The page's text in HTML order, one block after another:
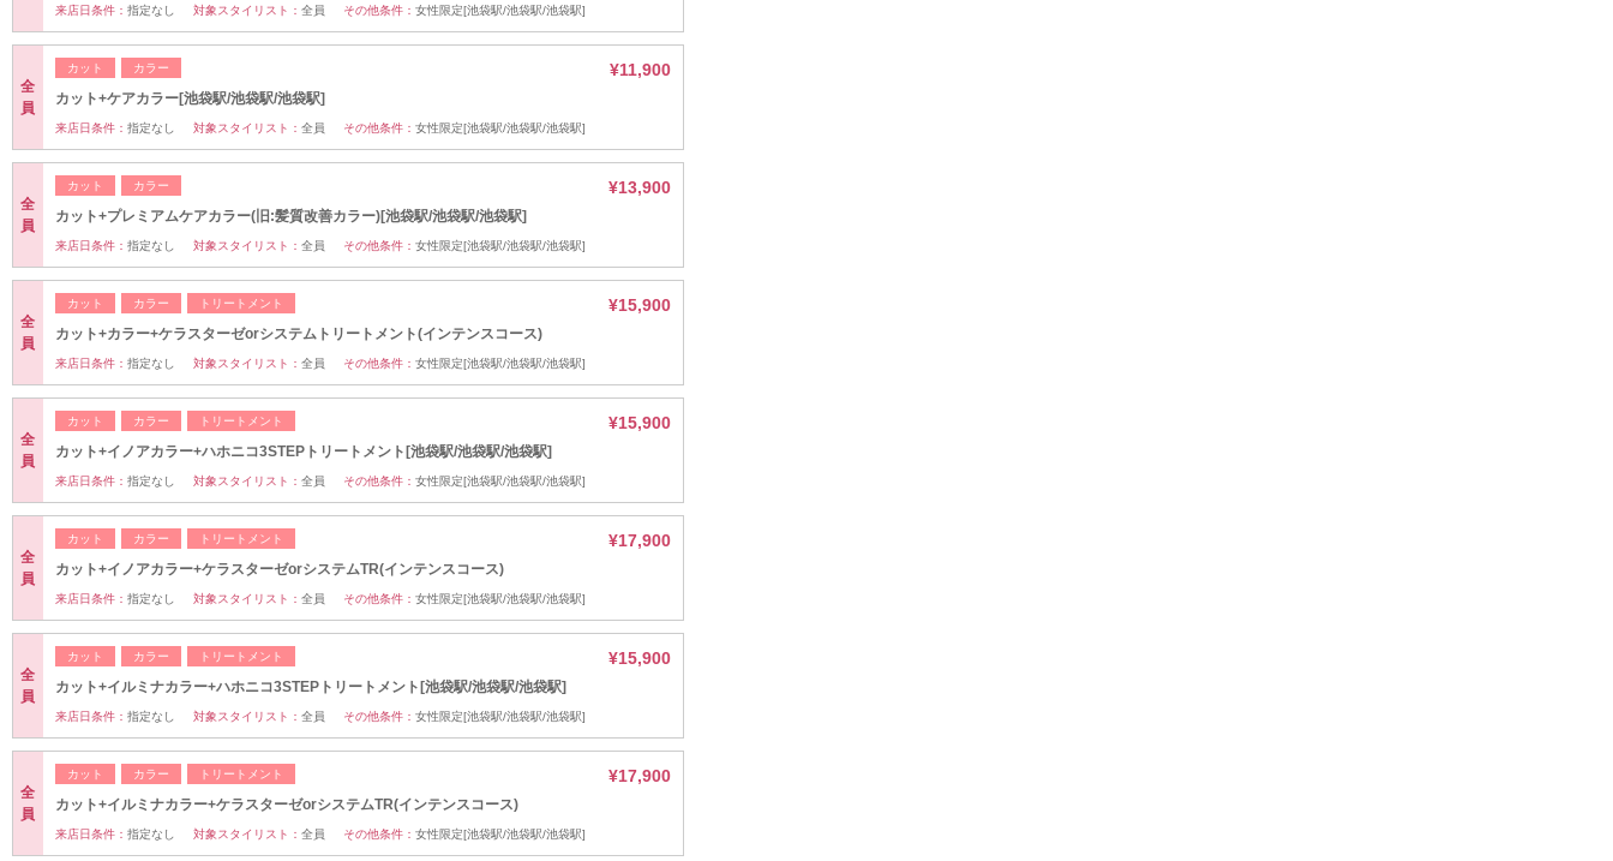
来店日条件： 指定なし 対象スタイリスト： 全員 その他条件： 女性限定[池袋駅/池袋駅/池袋駅]
全
員
カット カラー
カット+ケアカラー[池袋駅/池袋駅/池袋駅]
¥11,900
来店日条件： 指定なし 対象スタイリスト： 全員 その他条件： 女性限定[池袋駅/池袋駅/池袋駅]
全
員
カット カラー
カット+プレミアムケアカラー(旧:髪質改善カラー)[池袋駅/池袋駅/池袋駅]
¥13,900
来店日条件： 指定なし 対象スタイリスト： 全員 その他条件： 女性限定[池袋駅/池袋駅/池袋駅]
全
員
カット カラー トリートメント
カット+カラー+ケラスターゼorシステムトリートメント(インテンスコース)
¥15,900
来店日条件： 指定なし 対象スタイリスト： 全員 その他条件： 女性限定[池袋駅/池袋駅/池袋駅]
全
員
カット カラー トリートメント
カット+イノアカラー+ハホニコ3STEPトリートメント[池袋駅/池袋駅/池袋駅]
¥15,900
来店日条件： 指定なし 対象スタイリスト： 全員 その他条件： 女性限定[池袋駅/池袋駅/池袋駅]
全
員
カット カラー トリートメント
カット+イノアカラー+ケラスターゼorシステムTR(インテンスコース)
¥17,900
来店日条件： 指定なし 対象スタイリスト： 全員 その他条件： 女性限定[池袋駅/池袋駅/池袋駅]
全
員
カット カラー トリートメント
カット+イルミナカラー+ハホニコ3STEPトリートメント[池袋駅/池袋駅/池袋駅]
¥15,900
来店日条件： 指定なし 対象スタイリスト： 全員 その他条件： 女性限定[池袋駅/池袋駅/池袋駅]
全
員
カット カラー トリートメント
カット+イルミナカラー+ケラスターゼorシステムTR(インテンスコース)
¥17,900
来店日条件： 指定なし 対象スタイリスト： 全員 その他条件： 女性限定[池袋駅/池袋駅/池袋駅]